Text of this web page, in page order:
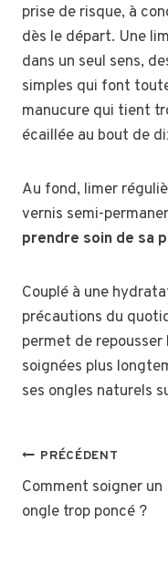
prise de risque, à
dès le départ. Une
dans un seul sens,
simples qui font
manucure qui tient
écaillée au bout de
Au fond, limer
vernis semi-
prendre soin de sa
Couplé à une
précautions du
permet de
soignées plus
ses ongles naturels
NAVIGATION
DE
L’ARTICLE
PRÉCÉDENT
Comment soigner un
ongle trop poncé ?